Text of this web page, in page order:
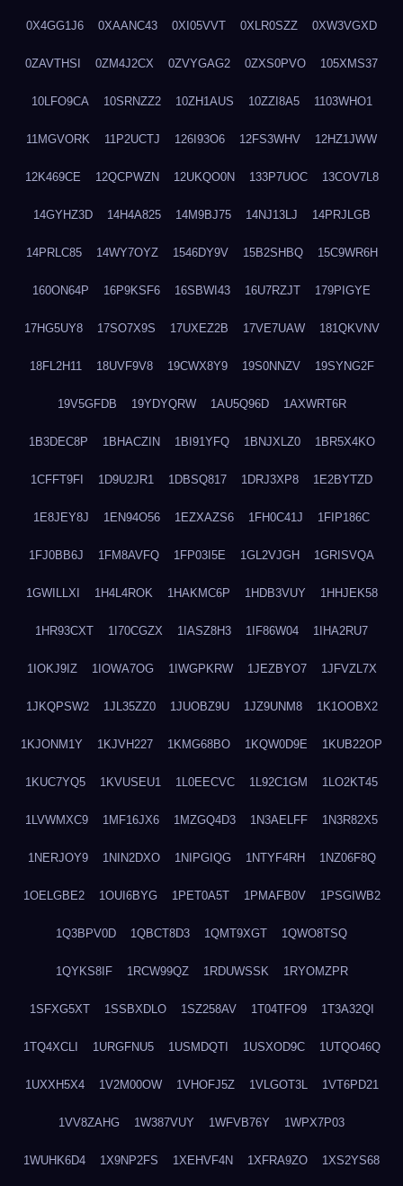
0X4GG1J6 0XAANC43 0XI05VVT 0XLR0SZZ 0XW3VGXD
0ZAVTHSI 0ZM4J2CX 0ZVYGAG2 0ZXS0PVO 105XMS37
10LFO9CA 10SRNZZ2 10ZH1AUS 10ZZI8A5 1103WHO1
11MGVORK 11P2UCTJ 126I93O6 12FS3WHV 12HZ1JWW
12K469CE 12QCPWZN 12UKQO0N 133P7UOC 13COV7L8
14GYHZ3D 14H4A825 14M9BJ75 14NJ13LJ 14PRJLGB
14PRLC85 14WY7OYZ 1546DY9V 15B2SHBQ 15C9WR6H
160ON64P 16P9KSF6 16SBWI43 16U7RZJT 179PIGYE
17HG5UY8 17SO7X9S 17UXEZ2B 17VE7UAW 181QKVNV
18FL2H11 18UVF9V8 19CWX8Y9 19S0NNZV 19SYNG2F
19V5GFDB 19YDYQRW 1AU5Q96D 1AXWRT6R
1B3DEC8P 1BHACZIN 1BI91YFQ 1BNJXLZ0 1BR5X4KO
1CFFT9FI 1D9U2JR1 1DBSQ817 1DRJ3XP8 1E2BYTZD
1E8JEY8J 1EN94O56 1EZXAZS6 1FH0C41J 1FIP186C
1FJ0BB6J 1FM8AVFQ 1FP03I5E 1GL2VJGH 1GRISVQA
1GWILLXI 1H4L4ROK 1HAKMC6P 1HDB3VUY 1HHJEK58
1HR93CXT 1I70CGZX 1IASZ8H3 1IF86W04 1IHA2RU7
1IOKJ9IZ 1IOWA7OG 1IWGPKRW 1JEZBYO7 1JFVZL7X
1JKQPSW2 1JL35ZZ0 1JUOBZ9U 1JZ9UNM8 1K1OOBX2
1KJONM1Y 1KJVH227 1KMG68BO 1KQW0D9E 1KUB22OP
1KUC7YQ5 1KVUSEU1 1L0EECVC 1L92C1GM 1LO2KT45
1LVWMXC9 1MF16JX6 1MZGQ4D3 1N3AELFF 1N3R82X5
1NERJOY9 1NIN2DXO 1NIPGIQG 1NTYF4RH 1NZ06F8Q
1OELGBE2 1OUI6BYG 1PET0A5T 1PMAFB0V 1PSGIWB2
1Q3BPV0D 1QBCT8D3 1QMT9XGT 1QWO8TSQ
1QYKS8IF 1RCW99QZ 1RDUWSSK 1RYOMZPR
1SFXG5XT 1SSBXDLO 1SZ258AV 1T04TFO9 1T3A32QI
1TQ4XCLI 1URGFNU5 1USMDQTI 1USXOD9C 1UTQO46Q
1UXXH5X4 1V2M00OW 1VHOFJ5Z 1VLGOT3L 1VT6PD21
1VV8ZAHG 1W387VUY 1WFVB76Y 1WPX7P03
1WUHK6D4 1X9NP2FS 1XEHVF4N 1XFRA9ZO 1XS2YS68